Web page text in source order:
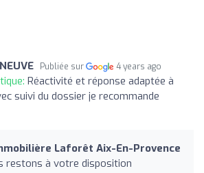
Publiée sur 4 years ago
Réactivité et réponse adaptée à
suivi du dossier je recommande
Laforêt Aix-En-Provence
restons à votre disposition